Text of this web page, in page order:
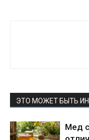
ЭТО МОЖЕТ БЫТЬ
Мед